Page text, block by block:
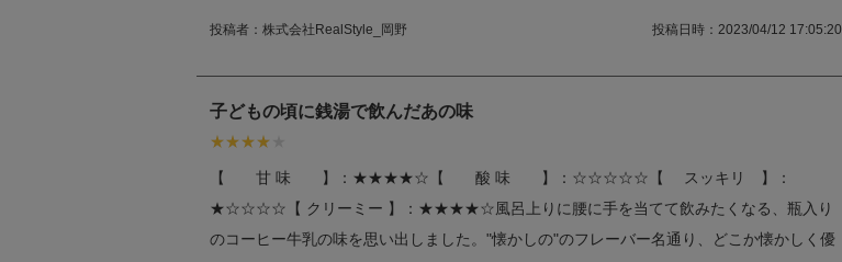
投稿者： 株式会社RealStyle_岡野 投稿日時：2023/04/12 17:05:20
子どもの頃に銭湯で飲んだあの味
【 甘 味 】：★★★★☆【 酸 味 】：☆☆☆☆☆【 スッキリ 】：
★☆☆☆☆【 クリーミー 】：★★★★☆風呂上りに腰に手を当てて飲みたくなる、瓶入り
のコーヒー牛乳の味を思い出しました。"懐かしの"のフレーバー名通り、どこか懐かしく優